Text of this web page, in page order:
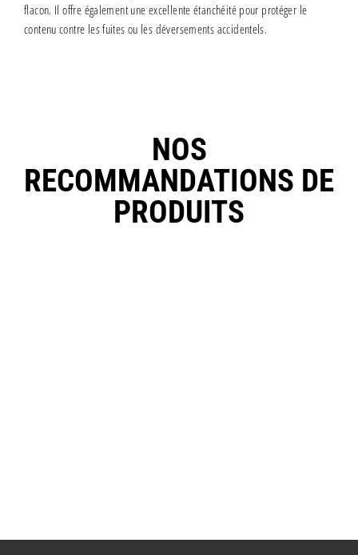
flacon. Il offre également une excellente étanchéité pour protéger le
contenu contre les fuites ou les déversements accidentels.
NOS
RECOMMANDATIONS DE
PRODUITS